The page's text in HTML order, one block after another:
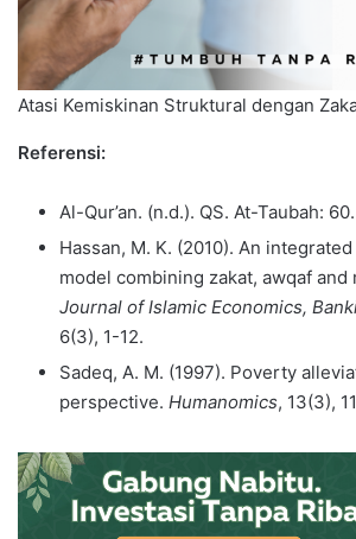
Atasi Kemiskinan Struktural dengan
Referensi:
Al-Qur’an. (n.d.). QS. At-Taubah: 60.
Hassan, M. K. (2010). An
model combining zakat, awqaf
Journal of Islamic Economics,
6(3), 1-12.
Sadeq, A. M. (1997). Poverty
perspective. Humanomics, 13(3),